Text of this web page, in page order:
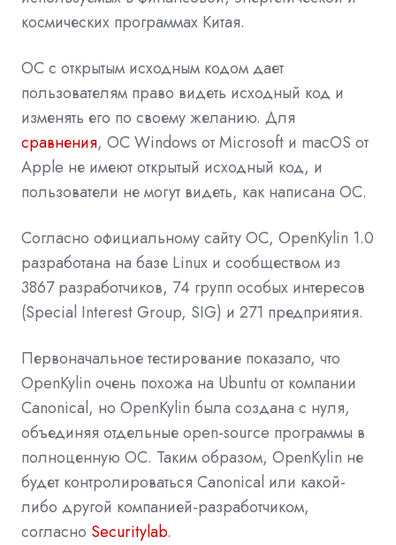
космических программах Китая.
ОС с открытым исходным кодом дает
пользователям право видеть исходный код и
изменять его по своему желанию. Для
сравнения, ОСWindows от Microsoft и macOS от
Apple не имеют открытый исходный код, и
пользователи не могут видеть, как написана ОС.
Согласно официальному сайту ОС, OpenKylin 1.0
разработана на базе Linux и сообществом из
3867 разработчиков, 74 групп особых интересов
(Special Interest Group, SIG) и 271 предприятия.
Первоначальное тестирование показало, что
OpenKylin очень похожа на Ubuntu от компании
Canonical, но OpenKylin была создана с нуля,
объединяя отдельные open-source программы в
полноценную ОС. Таким образом, OpenKylin не
будет контролироваться Canonical или какой-
либо другой компанией-разработчиком,
согласно Securitylab.